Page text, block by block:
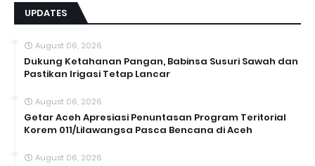
UPDATES
August 06, 2026
Dukung Ketahanan Pangan, Babinsa Susuri Sawah dan
Pastikan Irigasi Tetap Lancar
August 06, 2026
Getar Aceh Apresiasi Penuntasan Program Teritorial
Korem 011/Lilawangsa Pasca Bencana di Aceh ‎
August 06, 2026